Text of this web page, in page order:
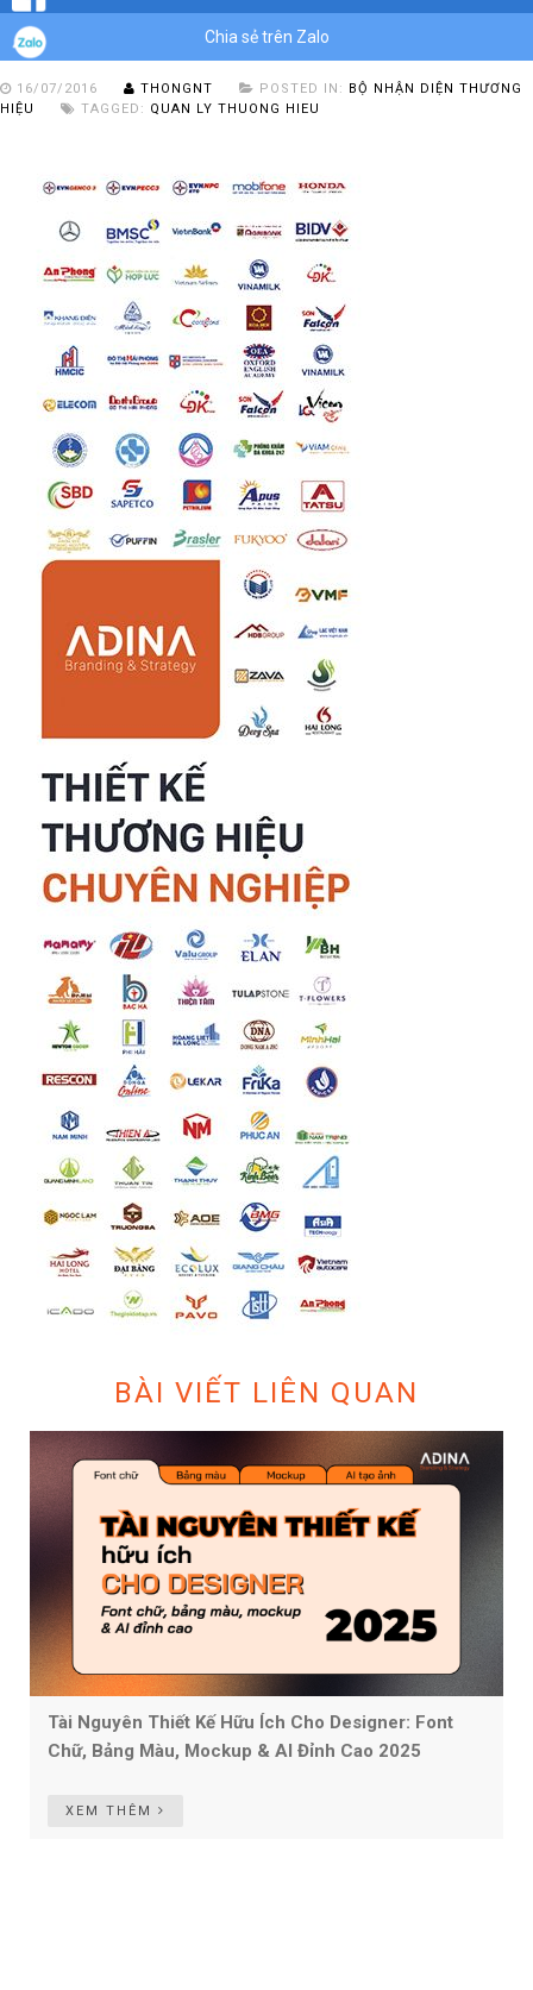
Chia sẻ trên Zalo
16/07/2016 THONGNT POSTED IN: BỘ NHẬN DIỆN THƯƠNG
HIỆU
TAGGED: QUAN LY THUONG HIEU
BÀI VIẾT LIÊN QUAN
Tài Nguyên Thiết Kế Hữu Ích Cho Designer: Font
Chữ, Bảng Màu, Mockup & AI Đỉnh Cao 2025
XEM THÊM